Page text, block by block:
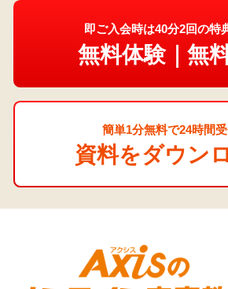
即ご入会時は40分2回の特
無料体験｜無
簡単1分無料で24時間受
資料をダウン